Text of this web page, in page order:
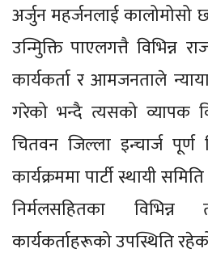
अर्जुन महर्जनलाई
उन्मिुक्ति पाएलगत्तै विभिन्न
कार्यकर्ता र आमजनताले
गरेको भन्दै त्यसको व्यापक
चितवन जिल्ला इन्चार्ज
कार्यक्रममा पार्टी स्थायी
निर्मलसहितका
कार्यकर्ताहरूको उपस्थिति